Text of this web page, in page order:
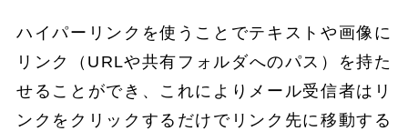
ハイパーリンクを使うことでテキストや画像に
リンク（URLや共有フォルダへのパス）を持た
せることができ、これによりメール受信者はリ
ンクをクリックするだけでリンク先に移動する